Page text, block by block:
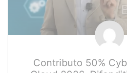
Contributo 50%